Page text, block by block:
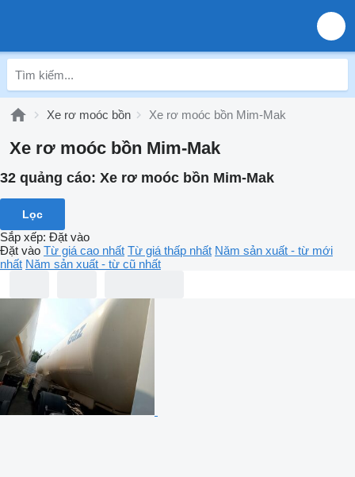
Xe rơ moóc bồn Xe rơ moóc bồn Mim-Mak
Xe rơ moóc bồn Mim-Mak
32 quảng cáo: Xe rơ moóc bồn Mim-Mak
Lọc
Sắp xếp: Đặt vào
Đặt vào Từ giá cao nhất Từ giá thấp nhất Năm sản xuất - từ mới
nhất Năm sản xuất - từ cũ nhất